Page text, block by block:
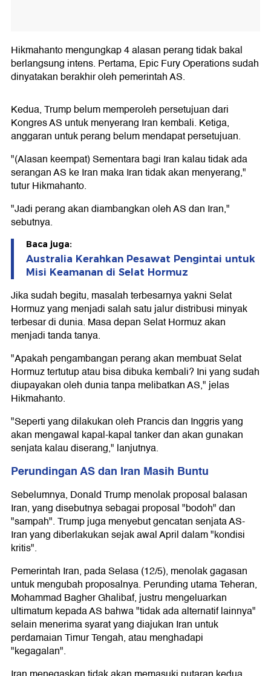
Hikmahanto mengungkap 4 alasan perang tidak bakal
berlangsung intens. Pertama, Epic Fury Operations sudah
dinyatakan berakhir oleh pemerintah AS.
Kedua, Trump belum memperoleh persetujuan dari
Kongres AS untuk menyerang Iran kembali. Ketiga,
anggaran untuk perang belum mendapat persetujuan.
"(Alasan keempat) Sementara bagi Iran kalau tidak ada
serangan AS ke Iran maka Iran tidak akan menyerang,"
tutur Hikmahanto.
"Jadi perang akan diambangkan oleh AS dan Iran,"
sebutnya.
Baca juga:
Australia Kerahkan Pesawat Pengintai untuk
Misi Keamanan di Selat Hormuz
Jika sudah begitu, masalah terbesarnya yakni Selat
Hormuz yang menjadi salah satu jalur distribusi minyak
terbesar di dunia. Masa depan Selat Hormuz akan
menjadi tanda tanya.
"Apakah pengambangan perang akan membuat Selat
Hormuz tertutup atau bisa dibuka kembali? Ini yang sudah
diupayakan oleh dunia tanpa melibatkan AS," jelas
Hikmahanto.
"Seperti yang dilakukan oleh Prancis dan Inggris yang
akan mengawal kapal-kapal tanker dan akan gunakan
senjata kalau diserang," lanjutnya.
Perundingan AS dan Iran Masih Buntu
Sebelumnya, Donald Trump menolak proposal balasan
Iran, yang disebutnya sebagai proposal "bodoh" dan
"sampah". Trump juga menyebut gencatan senjata AS-
Iran yang diberlakukan sejak awal April dalam "kondisi
kritis".
Pemerintah Iran, pada Selasa (12/5), menolak gagasan
untuk mengubah proposalnya. Perunding utama Teheran,
Mohammad Bagher Ghalibaf, justru mengeluarkan
ultimatum kepada AS bahwa "tidak ada alternatif lainnya"
selain menerima syarat yang diajukan Iran untuk
perdamaian Timur Tengah, atau menghadapi
"kegagalan".